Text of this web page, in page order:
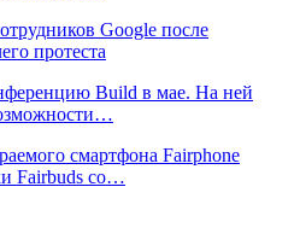
Google после
протеста
Build в мае. На ней
смартфона Fairphone
Fairbuds со…